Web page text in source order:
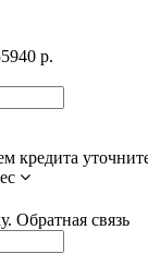
р.
кредита
Обратная связь